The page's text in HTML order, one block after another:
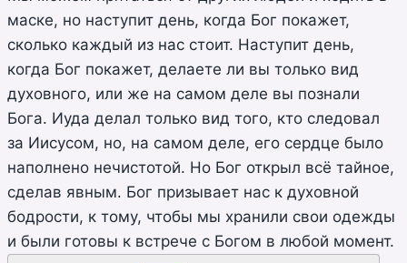
маске, но наступит день, когда Бог покажет,
сколько каждый из нас стоит. Наступит день,
когда Бог покажет, делаете ли вы только вид
духовного, или же на самом деле вы познали
Бога. Иуда делал только вид того, кто следовал
за Иисусом, но, на самом деле, его сердце было
наполнено нечистотой. Но Бог открыл всё тайное,
сделав явным. Бог призывает нас к духовной
бодрости, к тому, чтобы мы хранили свои одежды
и были готовы к встрече с Богом в любой момент.